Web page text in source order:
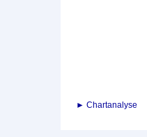
► Chartanalyse